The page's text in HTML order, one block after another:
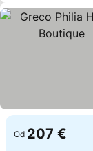
Od 207 €